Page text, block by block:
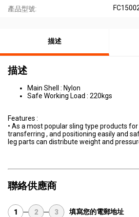
產品型號:
描述
描述
Main Shell : Nylon
Safe Working Load : 220kgs
Features :
• As a most popular sling type products
transferring , and positioning easily and
leg parts can distribute weight and
聯絡供應商
1 2 3 填寫您的電郵地址